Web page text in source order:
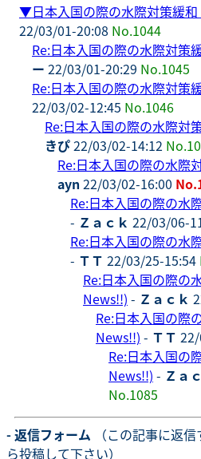
▼日本入国の際の水際対策緩
22/03/01-20:08 No.1044
Re:日本入国の際の水際対策
ー 22/03/01-20:29 No.1045
Re:日本入国の際の水際対策
22/03/02-12:45 No.1046
Re:日本入国の際の水際対
きぴ22/03/02-14:12
Re:日本入国の際の水際
ayn 22/03/02-16:00
Re:日本入国の際の水
- Ｚａｃｋ 22/03/06-
Re:日本入国の際の水
- ＴＴ 22/03/25-15:54
Re:日本入国の際の
News!!) - Ｚａｃｋ
Re:日本入国の際
News!!) - ＴＴ
Re:日本入国の
News!!) - Ｚａ
No.1085
- 返信フォーム （この記事に返
ら投稿して下さい）